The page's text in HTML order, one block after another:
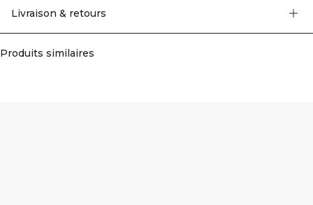
Livraison & retours
Produits similaires